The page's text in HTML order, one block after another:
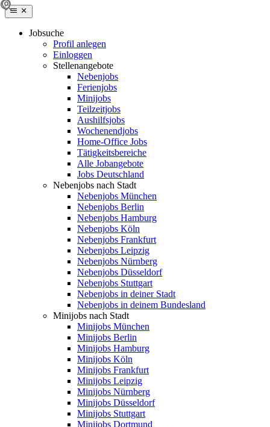
Jobsuche
Profil anlegen
Einloggen
Stellenangebote
Nebenjobs
Ferienjobs
Minijobs
Teilzeitjobs
Aushilfsjobs
Wochenendjobs
Home-Office Jobs
Tätigkeitsbereiche
Alle Jobangebote
Jobs Deutschland
Nebenjobs nach Stadt
Nebenjobs München
Nebenjobs Berlin
Nebenjobs Hamburg
Nebenjobs Köln
Nebenjobs Frankfurt
Nebenjobs Leipzig
Nebenjobs Nürnberg
Nebenjobs Düsseldorf
Nebenjobs Stuttgart
Nebenjobs in deiner Stadt
Nebenjobs in deinem Bundesland
Minijobs nach Stadt
Minijobs München
Minijobs Berlin
Minijobs Hamburg
Minijobs Köln
Minijobs Frankfurt
Minijobs Leipzig
Minijobs Nürnberg
Minijobs Düsseldorf
Minijobs Stuttgart
Minijobs Dortmund